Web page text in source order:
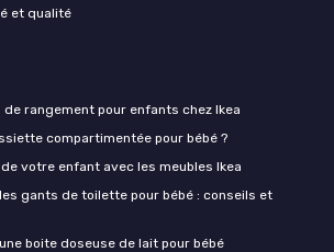
et qualité
rangement pour enfants chez Ikea
compartimentée pour bébé ?
votre enfant avec les meubles Ikea
gants de toilette pour bébé : conseils et
boite doseuse de lait pour bébé